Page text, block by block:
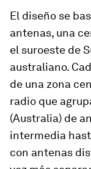
El diseño se
antenas, una
el suroeste de
australiano.
de una zona
radio que
(Australia) de
intermedia
con antenas